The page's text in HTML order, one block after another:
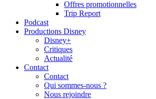
Offres promotionnelles
Trip Report
Podcast
Productions Disney
Disney+
Critiques
Actualité
Contact
Contact
Qui sommes-nous ?
Nous rejoindre